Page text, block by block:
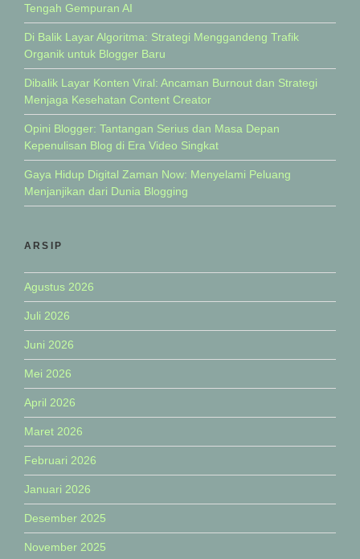
Tengah Gempuran AI
Di Balik Layar Algoritma: Strategi Menggandeng Trafik
Organik untuk Blogger Baru
Dibalik Layar Konten Viral: Ancaman Burnout dan Strategi
Menjaga Kesehatan Content Creator
Opini Blogger: Tantangan Serius dan Masa Depan
Kepenulisan Blog di Era Video Singkat
Gaya Hidup Digital Zaman Now: Menyelami Peluang
Menjanjikan dari Dunia Blogging
ARSIP
Agustus 2026
Juli 2026
Juni 2026
Mei 2026
April 2026
Maret 2026
Februari 2026
Januari 2026
Desember 2025
November 2025